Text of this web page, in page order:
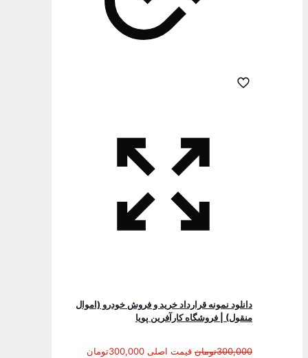
دانلود نمونه قرارداد خرید و فروش خودرو (اموال
منقول) | فروشگاه کارآفرین پویا
300,000تومان
قیمت اصلی 300,000تومان